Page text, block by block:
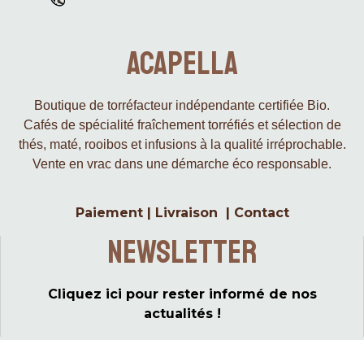
Acapella
Boutique de torréfacteur indépendante certifiée Bio.
Cafés de spécialité fraîchement torréfiés et sélection de
thés, maté, rooibos et infusions à la qualité irréprochable.
Vente en vrac dans une démarche éco responsable.
Paiement Livraison Contact
Newsletter
Cliquez ici pour rester informé de nos
actualités !